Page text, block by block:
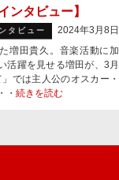
タビュー】
タビュー
2024年3月8日
増田貴久。音楽活動に加
活躍を見せる増田が、3月
では主人公のオスカー・
・ 続きを読む